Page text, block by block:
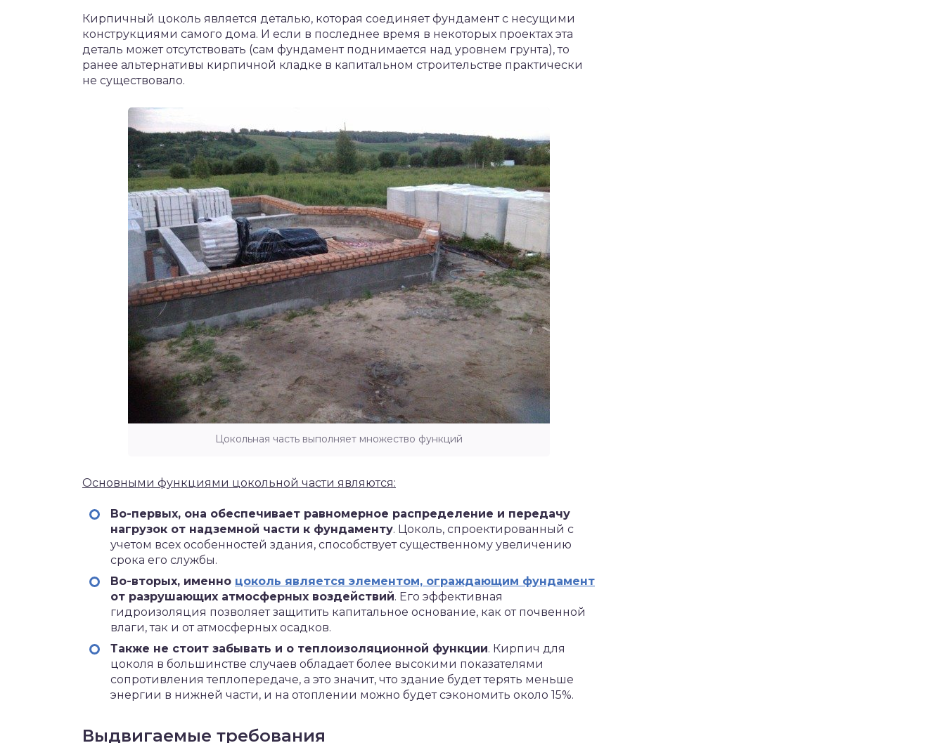
Кирпичный цоколь является деталью, которая соединяет фундамент с несущими
конструкциями самого дома. И если в последнее время в некоторых проектах эта
деталь может отсутствовать (сам фундамент поднимается над уровнем грунта), то
ранее альтернативы кирпичной кладке в капитальном строительстве практически
не существовало.
Цокольная часть выполняет множество функций
Основными функциями цокольной части являются:
Во-первых, она обеспечивает равномерное распределение и передачу
нагрузок от надземной части к фундаменту. Цоколь, спроектированный с
учетом всех особенностей здания, способствует существенному увеличению
срока его службы.
Во-вторых, именно цоколь является элементом, ограждающим фундамент
от разрушающих атмосферных воздействий. Его эффективная
гидроизоляция позволяет защитить капитальное основание, как от почвенной
влаги, так и от атмосферных осадков.
Также не стоит забывать и о теплоизоляционной функции. Кирпич для
цоколя в большинстве случаев обладает более высокими показателями
сопротивления теплопередаче, а это значит, что здание будет терять меньше
энергии в нижней части, и на отоплении можно будет сэкономить около 15%.
Выдвигаемые требования